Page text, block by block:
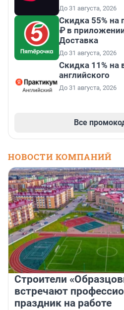
До 31 августа, 2026
Скидка 55% на
₽ в
Доставка
До 31 августа, 2026
Скидка 11% на
английского
До 31 августа, 2026
Все
НОВОСТИ КОМПАНИЙ
Строители
встречают
праздник на работе